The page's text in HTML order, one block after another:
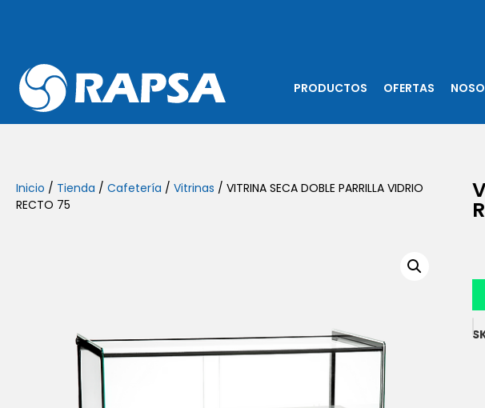
PRODUCTOS OFERTAS
Inicio / Tienda / Cafetería / Vitrinas / VITRINA SECA DOBLE PARRILLA VIDRIO
RECTO 75